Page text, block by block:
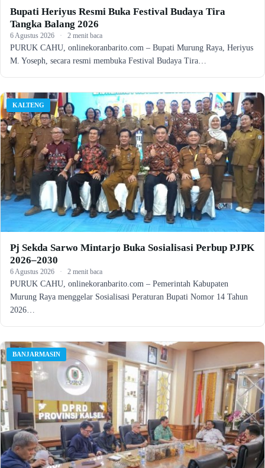
Bupati Heriyus Resmi Buka Festival Budaya Tira
Tangka Balang 2026
6 Agustus 2026 · 2 menit baca
PURUK CAHU, onlinekoranbarito.com – Bupati Murung Raya, Heriyus
M. Yoseph, secara resmi membuka Festival Budaya Tira…
KALTENG
Pj Sekda Sarwo Mintarjo Buka Sosialisasi Perbup PJPK
2026–2030
6 Agustus 2026 · 2 menit baca
PURUK CAHU, onlinekoranbarito.com – Pemerintah Kabupaten
Murung Raya menggelar Sosialisasi Peraturan Bupati Nomor 14 Tahun
2026…
BANJARMASIN